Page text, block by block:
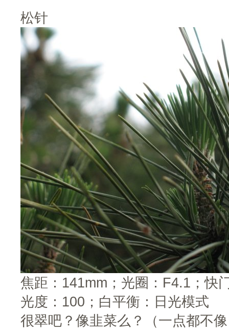
松针
焦距：141mm；光圈：F4.1；快
光度：100；白平衡：日光模式
很翠吧？像韭菜么？（一点都不